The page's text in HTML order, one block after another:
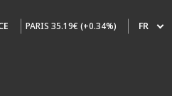
PARIS 35.19€ (+0.34%) FR